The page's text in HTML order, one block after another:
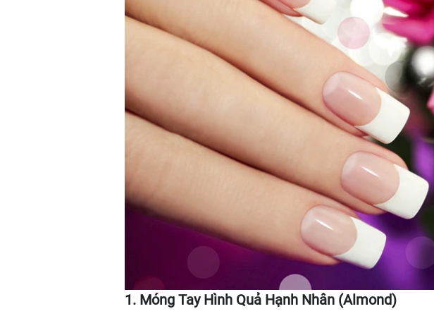
1. Móng Tay Hình Quả Hạnh Nhân (Almond)